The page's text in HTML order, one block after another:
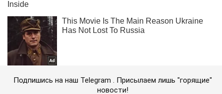
Подпишись на наш Telegram . Присылаем лишь "горящие"
новости!